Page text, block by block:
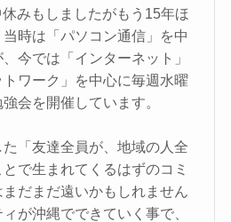
みもしましたがもう15年ほ
時は「パソコン通信」を中
今では「インターネット」
ワーク」を中心に毎週水曜
会を開催しています。
「友達全員が、地域の人全
で生まれてくるはずのコミ
だまだ遠いかもしれません
が沖縄でできていく事で、